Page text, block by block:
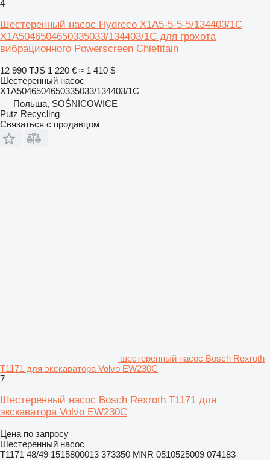
4
Шестеренный насос Hydreco X1A5-5-5-5/134403/1C
X1A5046504650335033/134403/1C для грохота
вибрационного Powerscreen Chiefitain
12 990 TJS 1 220 € ≈ 1 410 $
Шестеренный насос
X1A5046504650335033/134403/1C
Польша, SOŚNICOWICE
Putz Recycling
Связаться с продавцом
шестеренный насос Bosch Rexroth
T1171 для экскаватора Volvo EW230C
7
Шестеренный насос Bosch Rexroth T1171 для
экскаватора Volvo EW230C
Цена по запросу
Шестеренный насос
T1171 48/49 1515800013 373350 MNR 0510525009 074183